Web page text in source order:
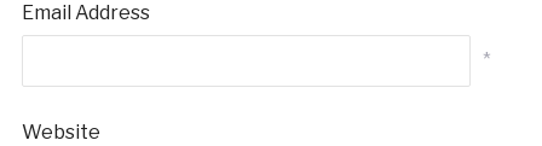
Email Address
*
Website